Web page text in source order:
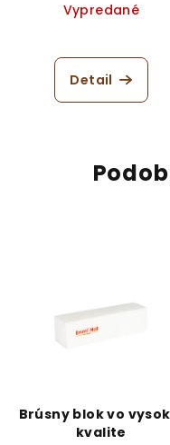
Vypredané
Detail
Brúsny blok vo
kvalite